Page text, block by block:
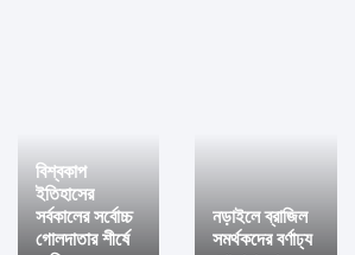
বিশ্বকাপ
ইতিহাসের
সর্বকালের সর্বোচ্চ
গোলদাতার শীর্ষে
নড়াইলে ব্রাজিল
সমর্থকদের বর্ণাঢ্য